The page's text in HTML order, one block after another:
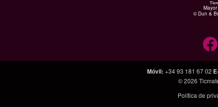
© Dun &
Móvil: +34 93 181 67 02
© 2026
Política de